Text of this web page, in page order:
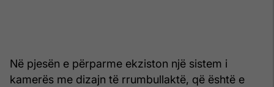
Në pjesën e përparme ekziston një sistem i
kamerës me dizajn të rrumbullaktë, që është e